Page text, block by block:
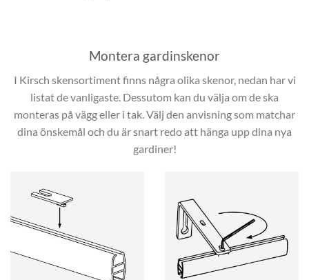
Montera gardinskenor
I Kirsch skensortiment finns några olika skenor, nedan har vi
listat de vanligaste. Dessutom kan du välja om de ska
monteras på vägg eller i tak. Välj den anvisning som matchar
dina önskemål och du är snart redo att hänga upp dina nya
gardiner!